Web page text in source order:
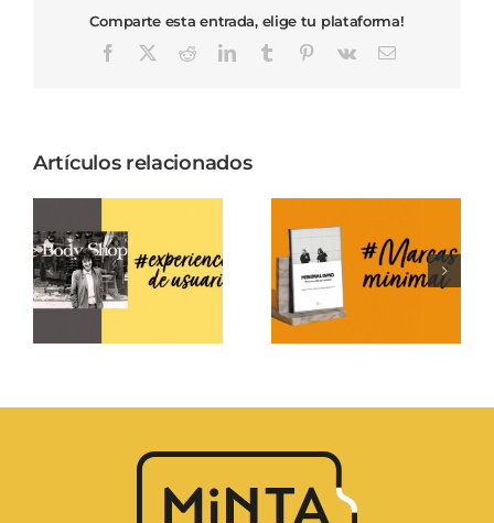
Comparte esta entrada, elige tu plataforma!
Facebook
RedditLinkedInTumblr Pinterest
Vk
Correo
Artículos relacionados
Anita Roddick Marcas Minimal